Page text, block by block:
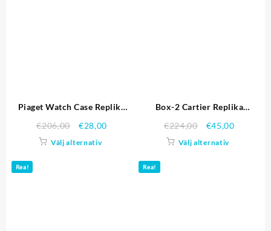
Piaget Watch Case Replika
€206,00 €28,00
Välj alternativ
Box-2 Cartier Replika
€224,00 €45,00
Välj alternativ
Rea! Rea!